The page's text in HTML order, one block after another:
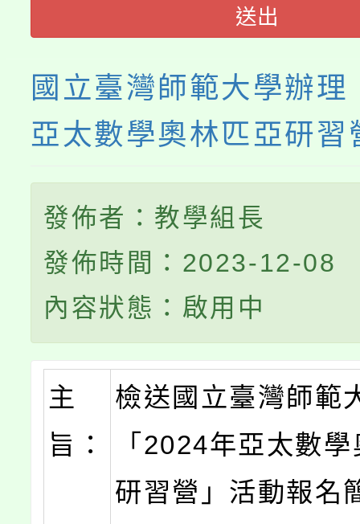
程，歡迎學生輔導中心
系所師生報名參加。
送出
國立臺灣師範大學辦
亞太數學奧林匹亞研習
發佈者：教學組長
發佈時間：2023-12-08
內容狀態：啟用中
主
旨：
檢送國立臺灣師範
「2024年亞太數
研習營」活動報名